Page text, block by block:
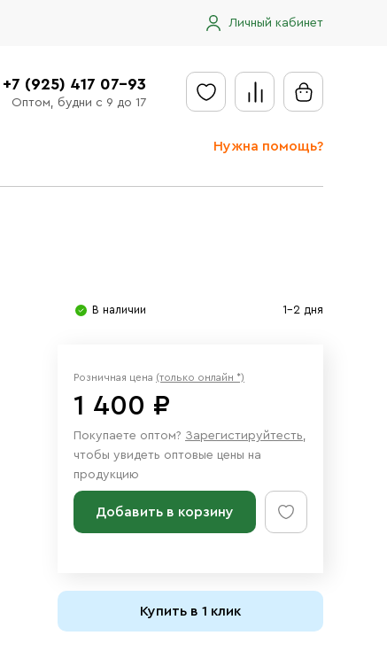
Личный кабинет
+7 (925) 417 07-93
Оптом, будни с 9 до 17
Нужна помощь?
Отправить заявку
В наличии 1-2 дня
Розничная цена (только онлайн *)
1 400 ₽
Покупаете оптом? Зарегистируйтесть,
чтобы увидеть оптовые цены на
продукцию
Добавить в корзину
Купить в 1 клик